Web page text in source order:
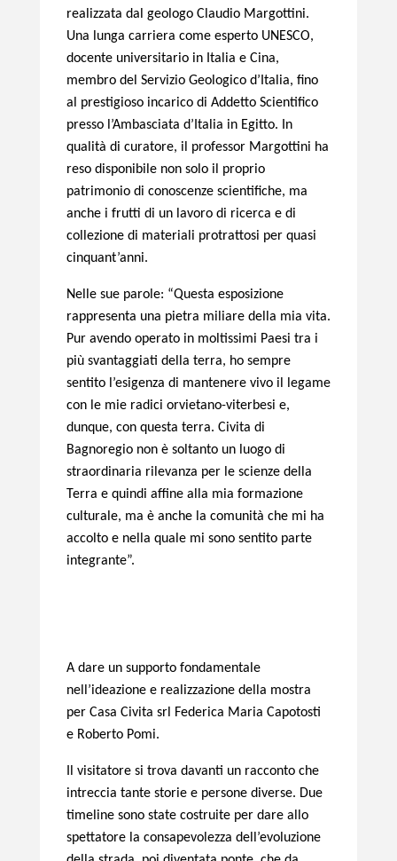
realizzata dal geologo Claudio Margottini.
Una lunga carriera come esperto UNESCO,
docente universitario in Italia e Cina,
membro del Servizio Geologico d’Italia, fino
al prestigioso incarico di Addetto Scientifico
presso l’Ambasciata d’Italia in Egitto. In
qualità di curatore, il professor Margottini ha
reso disponibile non solo il proprio
patrimonio di conoscenze scientifiche, ma
anche i frutti di un lavoro di ricerca e di
collezione di materiali protrattosi per quasi
cinquant’anni.
Nelle sue parole: “Questa esposizione
rappresenta una pietra miliare della mia vita.
Pur avendo operato in moltissimi Paesi tra i
più svantaggiati della terra, ho sempre
sentito l’esigenza di mantenere vivo il legame
con le mie radici orvietano-viterbesi e,
dunque, con questa terra. Civita di
Bagnoregio non è soltanto un luogo di
straordinaria rilevanza per le scienze della
Terra e quindi affine alla mia formazione
culturale, ma è anche la comunità che mi ha
accolto e nella quale mi sono sentito parte
integrante”.
A dare un supporto fondamentale
nell’ideazione e realizzazione della mostra
per Casa Civita srl Federica Maria Capotosti
e Roberto Pomi.
Il visitatore si trova davanti un racconto che
intreccia tante storie e persone diverse. Due
timeline sono state costruite per dare allo
spettatore la consapevolezza dell’evoluzione